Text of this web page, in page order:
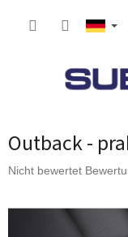
Outback -
Die
Nicht bewertet